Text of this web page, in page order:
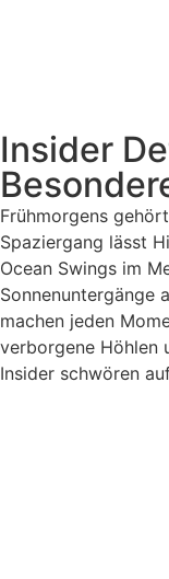
Insider
Frühmorgens
Spaziergang lässt
Ocean Swings im
Sonnenuntergänge
machen jeden
verborgene Höhlen
Insider schwören